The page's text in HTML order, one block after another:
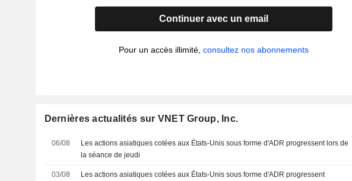
Continuer avec un email
Pour un accès illimité,consultez nos abonnements
Dernières actualités sur VNET Group, Inc.
06/08
Les actions asiatiques cotées aux États-Unis sous forme d'ADR progressent lors de
la séance de jeudi
03/08
Les actions asiatiques cotées aux États-Unis sous forme d'ADR progressent